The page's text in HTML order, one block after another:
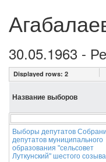
30.05.1963 -
Displayed rows: 2
Название выборов
Выборы депутатов
депутатов муниципального
образования "сельсовет
Луткунский" шестого созыва